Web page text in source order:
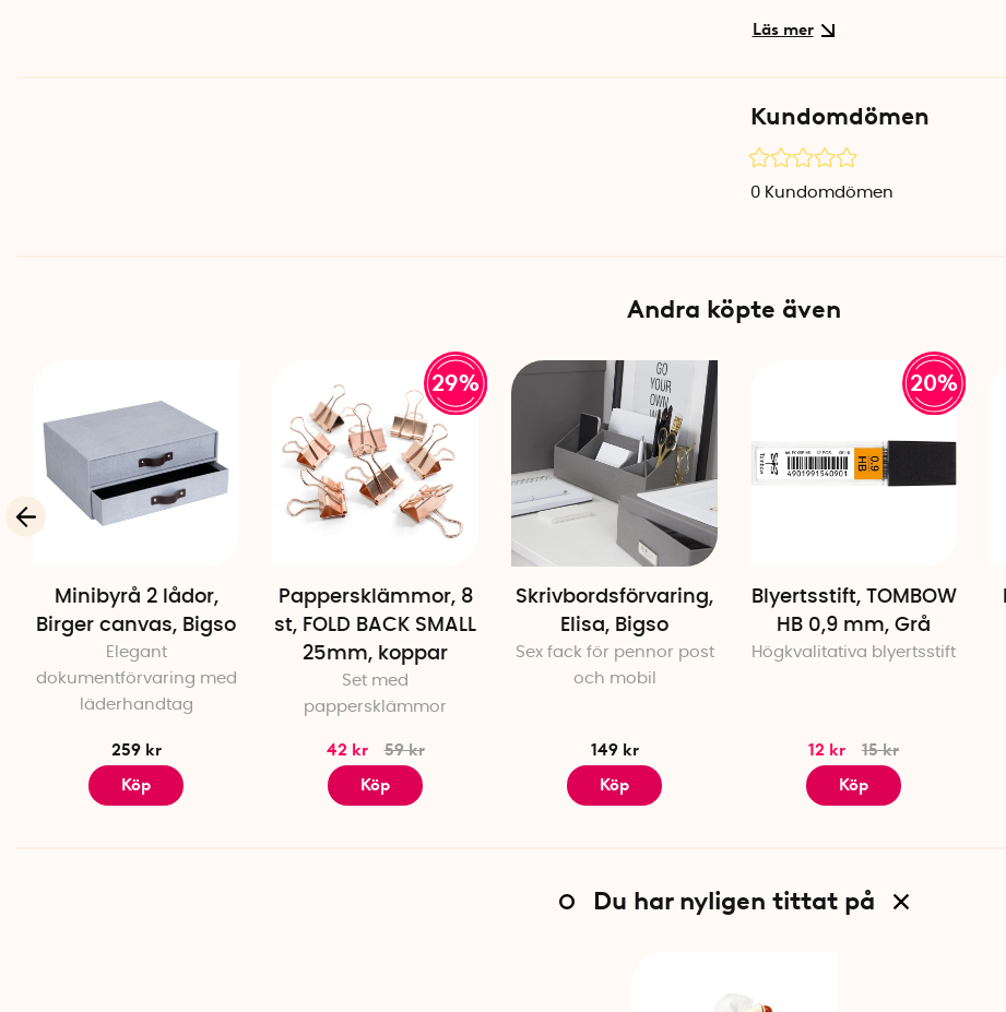
Specifikationer
Längd: 11,5 cm
Material: Metall med
Färg: Guld
Kundomdömen
0 Kundomdömen
Andra köpte även
Minibyrå 2 lådor,
Birger canvas, Bigso
Elegant
dokumentförvaring med
läderhandtag
259 kr
Köp
29%
Pappersklämmor, 8
st, FOLD BACK SMALL
25mm, koppar
Set med
pappersklämmor
42 kr
59 kr
Köp
Skrivbordsförvaring,
Elisa, Bigso
Sex fack för pennor post
och mobil
149 kr
Köp
20%
Blyertsstift, TOMBOW
HB 0,9 mm, Grå
Högkvalitativa blyertsstift
12 kr
15 kr
Köp
Du har nyligen tittat på